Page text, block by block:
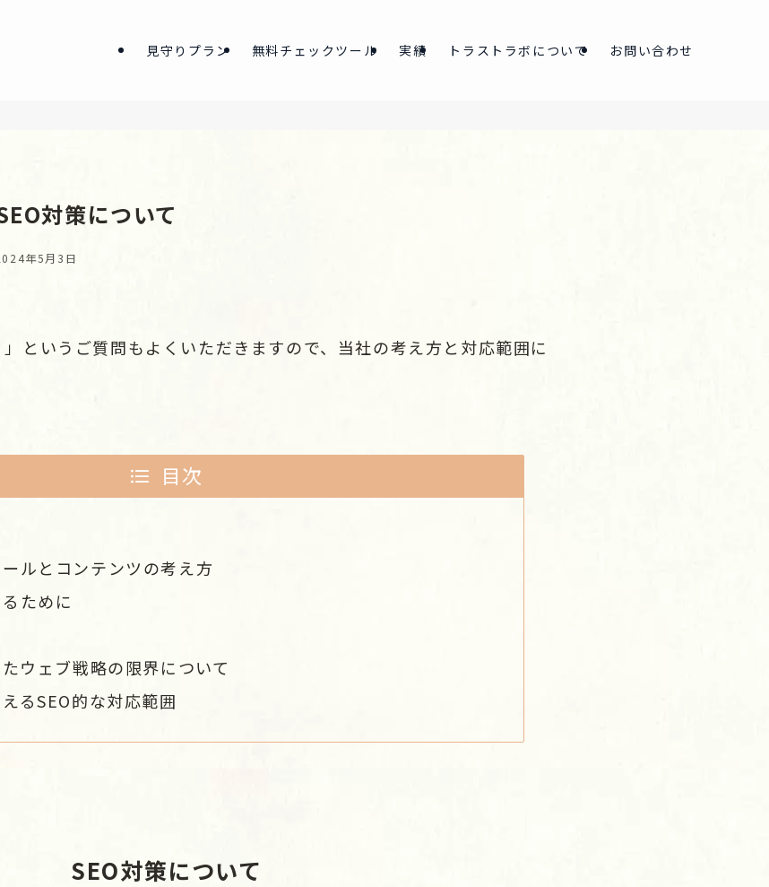
見守りプラン 無料チェックツール 実績 トラストラボについて お問い合わせ
対策について
年5月3日
」というご質問もよくいただきますので、当社の考え方と対応範囲に
目次
ルとコンテンツの考え方
ために
ウェブ戦略の限界について
るSEO的な対応範囲
SEO対策について